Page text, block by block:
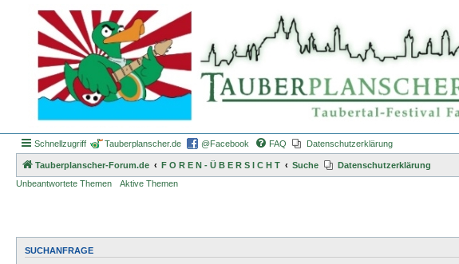
Schnellzugriff Tauberplanscher.de @Facebook FAQ Datenschutzerklärung
Tauberplanscher-Forum.de F O R E N - Ü B E R S I C H T Suche
Datenschutzerklärung
Unbeantwortete Themen
Aktive Themen
SUCHANFRAGE